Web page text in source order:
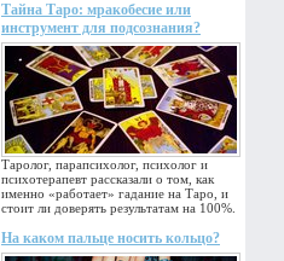
Тайна Таро: мракобесие или
инструмент для подсознания?
Таролог, парапсихолог, психолог и
психотерапевт рассказали о том, как
именно «работает» гадание на Таро, и
стоит ли доверять результатам на 100%.
На каком пальце носить кольцо?